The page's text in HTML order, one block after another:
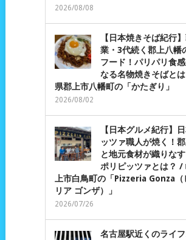
2026/08/08
【日本焼きそば紀行
業・3代続く郡上八幡
フード！パリパリ食
なる名物焼きそばと
県郡上市八幡町の「かたぎり」
2026/08/02
【日本グルメ紀行】
ッツァ職人が焼く！
と地元食材が織りな
ポリピッツァとは？ /
上市白鳥町の「Pizzeria Gonza（
リア ゴンザ）」
2026/07/26
名古屋駅近くのライ